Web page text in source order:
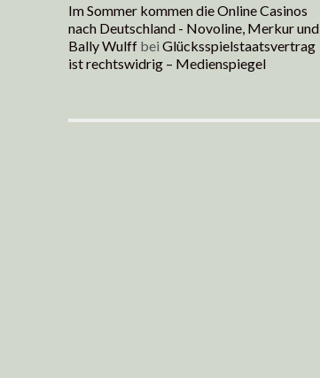
Im Sommer kommen die Online Casinos
nach Deutschland - Novoline, Merkur und
Bally Wulff bei Glücksspielstaatsvertrag
ist rechtswidrig – Medienspiegel